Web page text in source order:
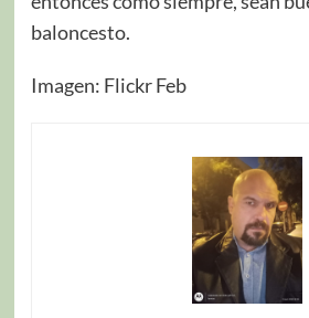
baloncesto.
Imagen: Flickr Feb